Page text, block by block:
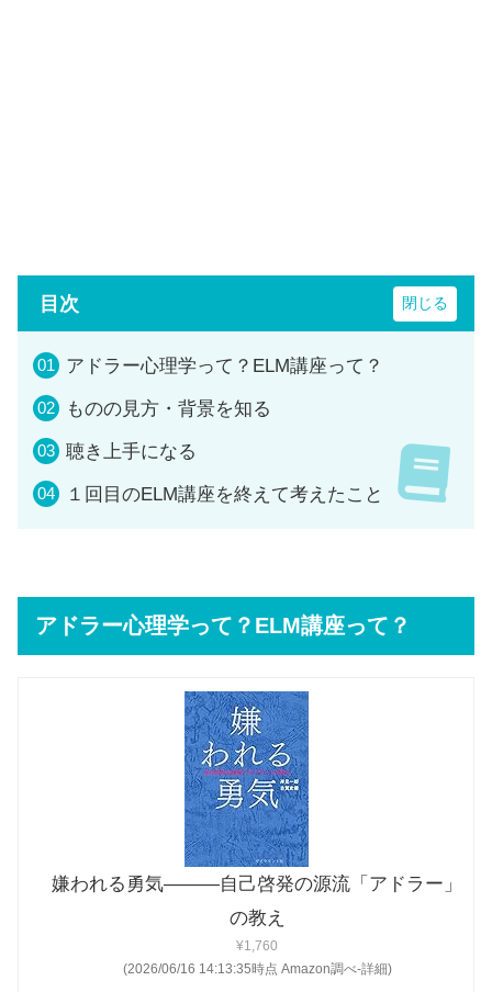
目次
アドラー心理学って？ELM講座って？
ものの見方・背景を知る
聴き上手になる
１回目のELM講座を終えて考えたこと
アドラー心理学って？ELM講座って？
嫌われる勇気―――自己啓発の源流「アドラー」
の教え
¥1,760
(2026/06/16 14:13:35時点 Amazon調べ-詳細)